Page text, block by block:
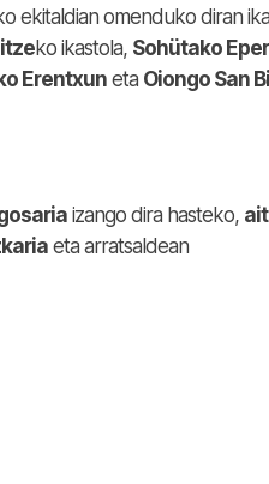
ekitaldian omenduko diran
ko ikastola, Sohütako
Erentxun eta Oiongo San
izango dira hasteko,
eta arratsaldean